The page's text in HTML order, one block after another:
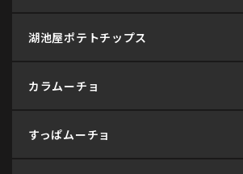
湖池屋ポテトチップス
カラムーチョ
すっぱムーチョ